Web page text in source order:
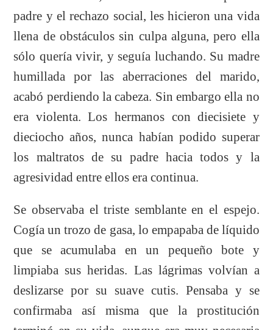
padre y el rechazo social, les hicieron una vida
llena de obstáculos sin culpa alguna, pero ella
sólo quería vivir, y seguía luchando. Su madre
humillada por las aberraciones del marido,
acabó perdiendo la cabeza. Sin embargo ella no
era violenta. Los hermanos con diecisiete y
dieciocho años, nunca habían podido superar
los maltratos de su padre hacia todos y la
agresividad entre ellos era continua.
Se observaba el triste semblante en el espejo.
Cogía un trozo de gasa, lo empapaba de líquido
que se acumulaba en un pequeño bote y
limpiaba sus heridas. Las lágrimas volvían a
deslizarse por su suave cutis. Pensaba y se
confirmaba así misma que la prostitución